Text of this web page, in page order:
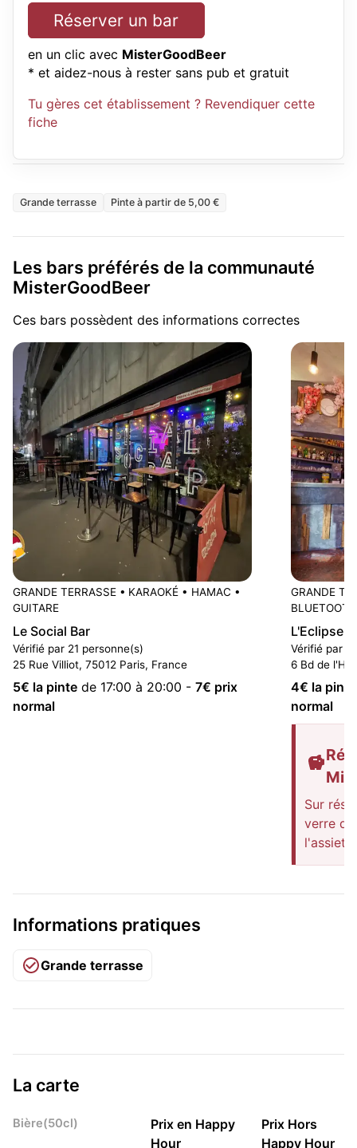
Réserver un bar
en un clic avec MisterGoodBeer
* et aidez-nous à rester sans pub et gratuit
Tu gères cet établissement ? Revendiquer cette
fiche
Grande terrasse Pinte à partir de 5,00 €
Les bars préférés de la communauté
MisterGoodBeer
Ces bars possèdent des informations correctes
GRANDE TERRASSE • KARAOKÉ • HAMAC •
GUITARE
Le Social Bar
Vérifié par 21 personne(s)
25 Rue Villiot, 75012 Paris, France
5€ la pinte de 17:00 à 20:00 - 7€ prix
normal
GRANDE
L'Eclipse
Vérifié par
6 Bd de
4€ la pinte
normal
Sur
verre
Informations pratiques
Grande terrasse
La carte
Bière(50cl)
Prix en Happy
Hour
Prix Hors
Happy Hour